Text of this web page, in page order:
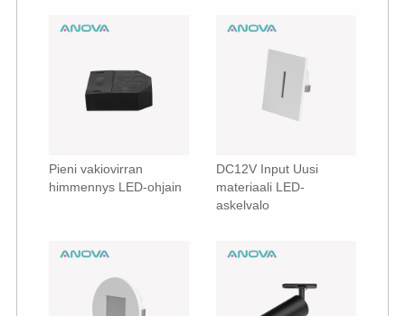
Pieni vakiovirran
himmennys LED-ohjain
DC12V Input Uusi
materiaali LED-
askelvalo